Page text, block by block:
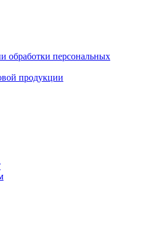
обработки персональных
продукции